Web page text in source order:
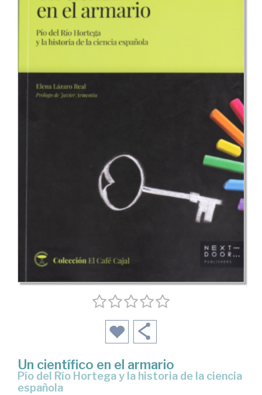
Un científico en el armario
Pío del Río Hortega y la historia de la ciencia
española